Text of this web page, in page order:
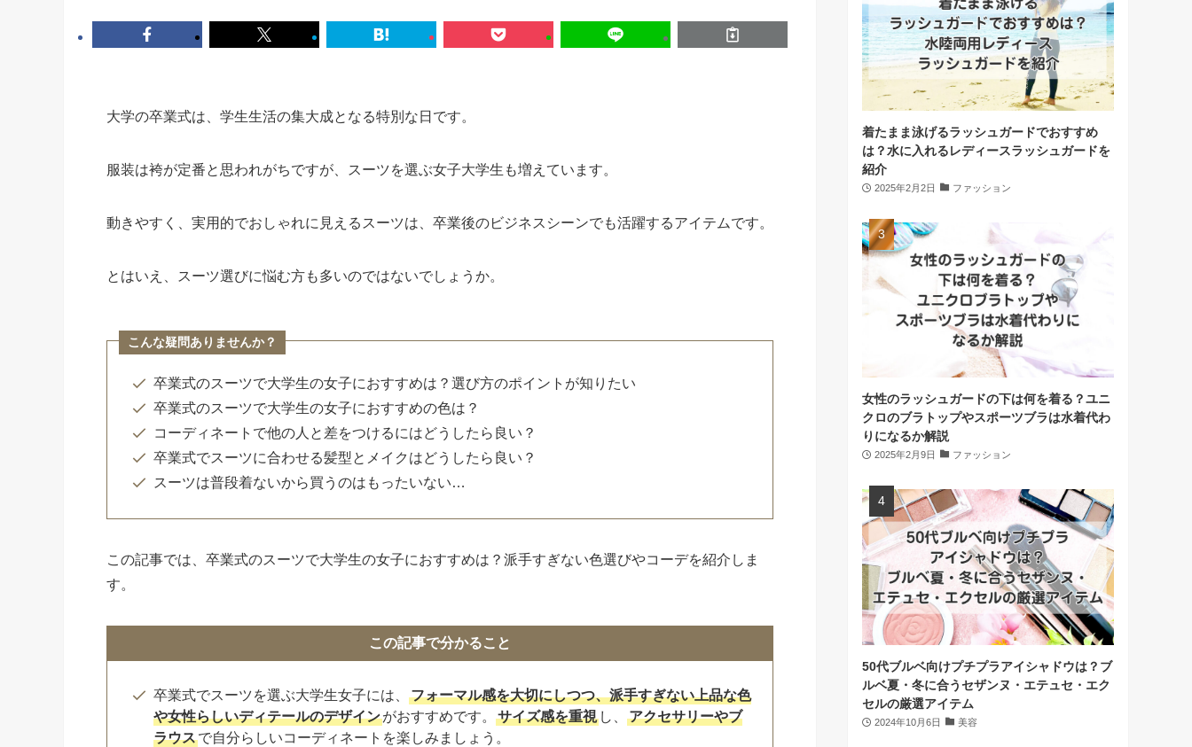
大学の卒業式は、学生生活の集大成となる特別な日です。
服装は袴が定番と思われがちですが、スーツを選ぶ女子大学生も増えています。
動きやすく、実用的でおしゃれに見えるスーツは、卒業後のビジネスシーンでも活躍するアイテムです。
とはいえ、スーツ選びに悩む方も多いのではないでしょうか。
こんな疑問ありませんか？
卒業式のスーツで大学生の女子におすすめは？選び方のポイントが知りたい
卒業式のスーツで大学生の女子におすすめの色は？
コーディネートで他の人と差をつけるにはどうしたら良い？
卒業式でスーツに合わせる髪型とメイクはどうしたら良い？
スーツは普段着ないから買うのはもったいない…
この記事では、卒業式のスーツで大学生の女子におすすめは？派手すぎない色選びやコーデを紹介しま
す。
この記事で分かること
卒業式でスーツを選ぶ大学生女子には、
フォーマル感を大切にしつつ、派手すぎない上品な色
や女性らしいディテールのデザインがおすすめです。 サイズ感を重視 し、
アクセサリーやブ
ラウスで自分らしいコーディネートを楽しみましょう。
着たまま泳げるラッシュガードでおすすめ
は？水に入れるレディースラッシュガードを
紹介
2025年2月2日 ファッション
女性のラッシュガードの下は何を着る？ユニ
クロのブラトップやスポーツブラは水着代わ
りになるか解説
2025年2月9日 ファッション
50代ブルベ向けプチプラアイシャドウは？ブ
ルベ夏・冬に合うセザンヌ・エテュセ・エク
セルの厳選アイテム
2024年10月6日 美容